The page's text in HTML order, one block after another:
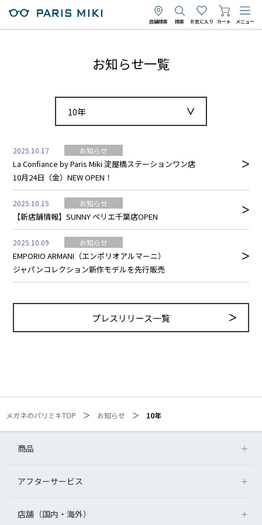
店舗検索 検索 お気に入り カート メニュー
お知らせ一覧
10年
2025.10.17 お知らせ
La Confiance by Paris Miki 淀屋橋ステーションワン店
10月24日（金）NEW OPEN！
2025.10.15 お知らせ
【新店舗情報】SUNNY ペリエ千葉店OPEN
2025.10.09 お知らせ
EMPORIO ARMANI（エンポリオアルマーニ）
ジャパンコレクション新作モデルを先行販売
プレスリリース一覧
メガネのパリミキTOP お知らせ 10年
商品
アフターサービス
店舗（国内・海外）